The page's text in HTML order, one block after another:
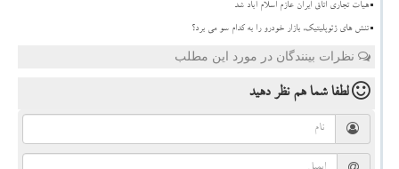
هیات تجاری اتاق ایران عازم اسلام آباد شد
تنش های ژئوپلیتیک، بازار خودرو را به کدام سو می برد؟
نظرات بینندگان در مورد این مطلب
لطفا شما همنظر دهید